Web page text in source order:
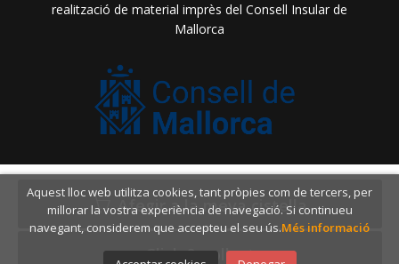
Afegir a la meva cistella
Click & collect
realització de material imprès del Consell Insular de
Mallorca
2026 ©Llibreria Drac Màgic. Tots els Drets Reservats |
Grupo Trevenque
Aquest lloc web utilitza cookies, tant pròpies com de tercers, per
millorar la vostra experiència de navegació. Si continueu
navegant, considerem que accepteu el seu ús.Més informació